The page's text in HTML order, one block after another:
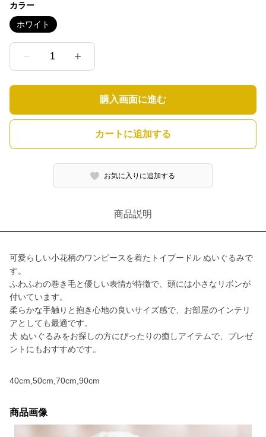
カラー
ホワイト
1
購入画面に進む
カートに追加する
お気に入りに追加する
商品説明
可愛らしい小花柄のワンピースを着たトイプードル ぬいぐるみで
す。
ふわふわの巻き毛と優しい表情が特徴で、頭には小さなリボンが
付いています。
柔らかな手触りと抱き心地の良いサイズ感で、お部屋のインテリ
アとしても最適です。
犬 ぬいぐるみをお探しの方にぴったりの癒しアイテムで、プレゼ
ントにもおすすめです。
40cm,50cm,70cm,90cm
商品画像